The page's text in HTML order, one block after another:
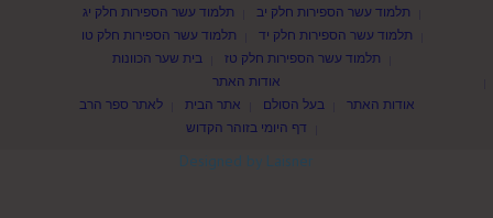
תלמוד עשר הספירות חלק יב
תלמוד עשר הספירות חלק יג
תלמוד עשר הספירות חלק יד
תלמוד עשר הספירות חלק טו
תלמוד עשר הספירות חלק טז
בית שער הכוונות
אודות האתר
אודות האתר
בעל הסולם אתר הבית
לאתר ספר הרב
דף היומי בזוהר הקדוש
Designed by Laisner